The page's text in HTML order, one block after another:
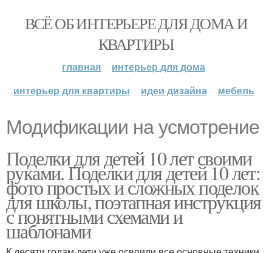
ВСЁ ОБ ИНТЕРЬЕРЕ ДЛЯ ДОМА И
КВАРТИРЫ
главная
интерьер для дома
интерьер для квартиры
идеи дизайна мебель
Модификации на усмотрение
Поделки для детей 10 лет своими
руками. Поделки для детей 10 лет:
фото простых и сложных поделок
для школы, поэтапная инструкция
с понятными схемами и
шаблонами